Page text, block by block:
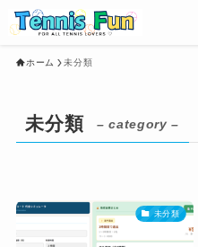
ホーム 未分類
未分類 – category –
未分類